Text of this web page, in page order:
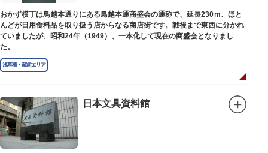
おかず横丁は鳥越本通りにある鳥越本通商盛会の通称で、延長230ｍ、ほと
んどが日用食料品を取り扱う店からなる商店街です。戦後まで東西に分かれ
ていましたが、昭和24年（1949）、一本化して現在の商盛会となりまし
た。
浅草橋・蔵前エリア
日本文具資料館